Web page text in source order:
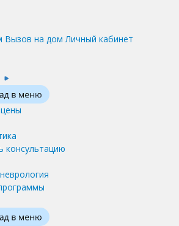
Вызов на дом Личный кабинет
консультацию